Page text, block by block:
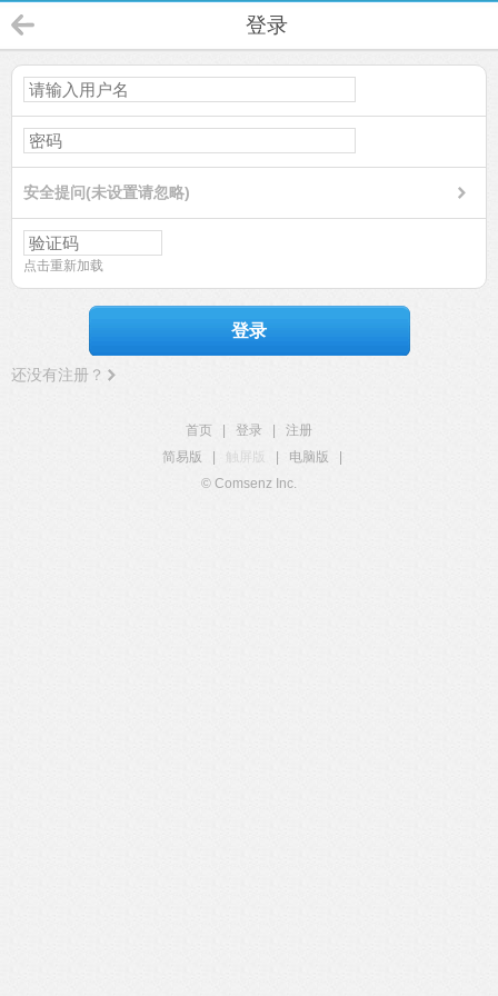
登录
安全提问(未设置请忽略)
点击重新加载
登录
还没有注册？
首页 登录
注册
简易版
触屏版 电脑版
© Comsenz Inc.